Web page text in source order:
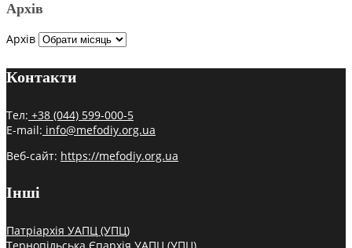
Архів
Архів
Контакти
Тел: +38 (044) 599-000-5
E-mail: info@mefodiy.org.ua
Веб-сайт: https://mefodiy.org.ua
Інші
Патріархія УАПЦ (УПЦ)